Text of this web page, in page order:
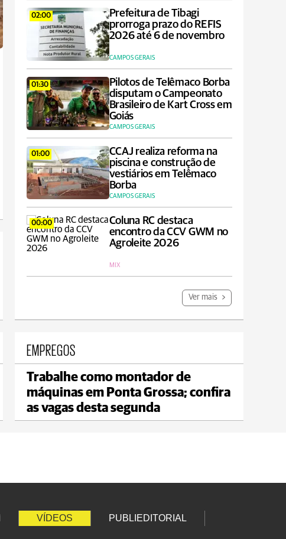
02:00
Prefeitura de Tibagi
prorroga prazo do REFIS
2026 até 6 de novembro
CAMPOS GERAIS
01:30
Pilotos de Telêmaco Borba
disputam o Campeonato
Brasileiro de Kart Cross em
Goiás
CAMPOS GERAIS
01:00
CCAJ realiza reforma na
piscina e construção de
vestiários em Telêmaco
Borba
CAMPOS GERAIS
00:00
Coluna RC destaca
encontro da CCV GWM no
Agroleite 2026
MIX
Ver mais
Carambeí
max 18°C min 17°C
EMPREGOS
Trabalhe como montador de
máquinas em Ponta Grossa; confira
as vagas desta segunda
VÍDEOS PUBLIEDITORIAL